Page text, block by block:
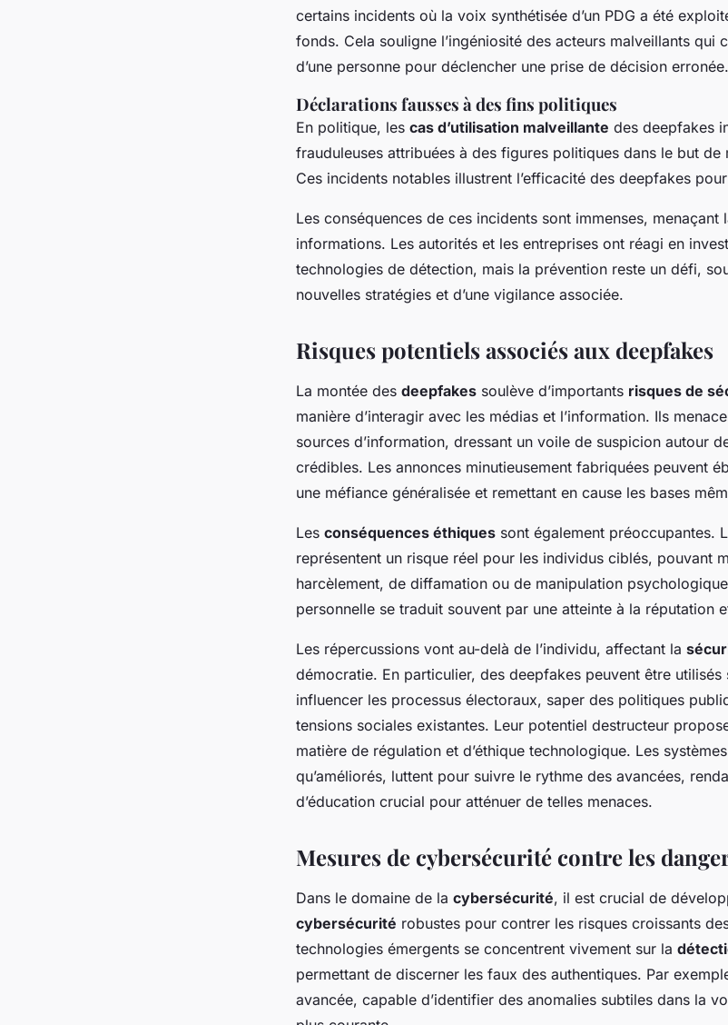
certains incidents où la voix synthétisée d’un PDG a été
fonds. Cela souligne l’ingéniosité des acteurs malveillants qui
d’une personne pour déclencher une prise de décision erronée.
Déclarations fausses à des fins politiques
En politique, les cas d’utilisation malveillante des deepfakes
frauduleuses attribuées à des figures politiques dans le but de
Ces incidents notables illustrent l’efficacité des deepfakes
Les conséquences de ces incidents sont immenses, menaçant
informations. Les autorités et les entreprises ont réagi en
technologies de détection, mais la prévention reste un défi,
nouvelles stratégies et d’une vigilance associée.
Risques potentiels associés aux deepfakes
La montée des deepfakes soulève d’importants risques de
manière d’interagir avec les médias et l’information. Ils
sources d’information, dressant un voile de suspicion autour
crédibles. Les annonces minutieusement fabriquées peuvent
une méfiance généralisée et remettant en cause les bases
Les conséquences éthiques sont également préoccupantes.
représentent un risque réel pour les individus ciblés, pouvant
harcèlement, de diffamation ou de manipulation
personnelle se traduit souvent par une atteinte à la réputation
Les répercussions vont au-delà de l’individu, affectant la
démocratie. En particulier, des deepfakes peuvent être
influencer les processus électoraux, saper des politiques
tensions sociales existantes. Leur potentiel destructeur
matière de régulation et d’éthique technologique. Les
qu’améliorés, luttent pour suivre le rythme des avancées,
d’éducation crucial pour atténuer de telles menaces.
Mesures de cybersécurité contre les
Dans le domaine de la cybersécurité, il est crucial de
cybersécurité robustes pour contrer les risques croissants
technologies émergents se concentrent vivement sur la
permettant de discerner les faux des authentiques. Par
avancée, capable d’identifier des anomalies subtiles dans la